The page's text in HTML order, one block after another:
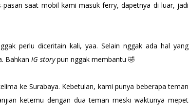
saat mobil kami masuk ferry, dapetnya di luar, jadi
perlu diceritain kali, yaa. Selain nggak ada hal yang
Bahkan IG storypun nggak membantu 🤣
ke Surabaya. Kebetulan, kami punya beberapa teman
ketemu dengan dua teman meski waktunya mepet